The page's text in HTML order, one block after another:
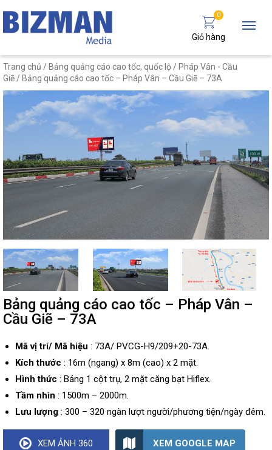
0
Giỏ hàng
Trang chủ / Bảng quảng cáo cao tốc, quốc lộ / Pháp Vân - Cầu
Giẽ / Bảng quảng cáo cao tốc – Pháp Vân – Cầu Giẽ – 73A
Bảng quảng cáo cao tốc – Pháp Vân –
Cầu Giẽ – 73A
Mã vị trí/ Mã hiệu : 73A/ PVCG-H9/209+20-73A.
Kích thước : 16m (ngang) x 8m (cao) x 2 mặt.
Hình thức : Bảng 1 cột trụ, 2 mặt căng bạt Hiflex.
Tầm nhìn : 1500m – 2000m.
Lưu lượng : 300 – 320 ngàn lượt người/phương tiện/ngày đêm.
XEM ẢNH 360 XEM GOOGLE MAP